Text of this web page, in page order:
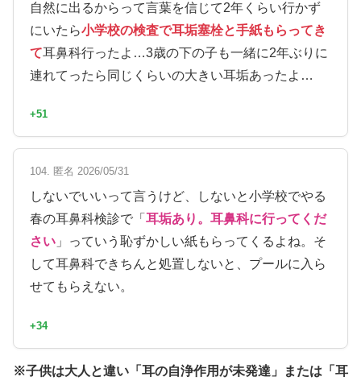
自然に出るからって言葉を信じて2年くらい行かず
にいたら小学校の検査で耳垢塞栓と手紙もらってき
て耳鼻科行ったよ…3歳の下の子も一緒に2年ぶりに
連れてったら同じくらいの大きい耳垢あったよ…
+51
104. 匿名 2026/05/31
しないでいいって言うけど、しないと小学校でやる
春の耳鼻科検診で「 耳垢あり。耳鼻科に行ってくだ
さい 」っていう恥ずかしい紙もらってくるよね。そ
して耳鼻科できちんと処置しないと、プールに入ら
せてもらえない。
+34
※子供は大人と違い「耳の自浄作用が未発達」または「耳